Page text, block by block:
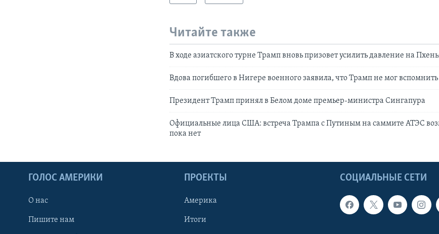
Читайте также
В ходе азиатского турне Трамп вновь призовет усилить давление на
Вдова погибшего в Нигере военного заявила, что Трамп не мог
Президент Трамп принял в Белом доме премьер-министра Сингапура
Официальные лица США: встреча Трампа с Путиным на саммите АТЭС
пока нет
СОЦИАЛЬНЫЕ СЕТИ
ГОЛОС АМЕРИКИ
О нас
Пишите нам
ПРОЕКТЫ
Америка
Итоги